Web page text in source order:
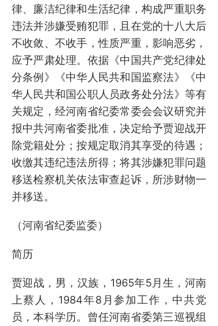
律、廉洁纪律和生活纪律，构成严重职务
违法并涉嫌受贿犯罪，且在党的十八大后
不收敛、不收手，性质严重，影响恶劣，
应予严肃处理。依据《中国共产党纪律处
分条例》《中华人民共和国监察法》《中
华人民共和国公职人员政务处分法》等有
关规定，经河南省纪委常委会会议研究并
报中共河南省委批准，决定给予贾迎战开
除党籍处分；按规定取消其享受的待遇；
收缴其违纪违法所得；将其涉嫌犯罪问题
移送检察机关依法审查起诉，所涉财物一
并移送。
（河南省纪委监委）
简历
贾迎战，男，汉族，1965年5月生， 河南
上蔡人，1984年8月参加工作，中共党
员，本科学历。曾任河南省委第三巡视组